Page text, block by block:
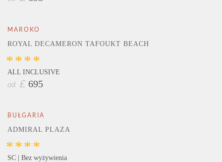
MAROKO
ROYAL DECAMERON TAFOUKT BEACH
****
ALL INCLUSIVE
od £ 695
BUŁGARIA
ADMIRAL PLAZA
****
SC | Bez wyżywienia